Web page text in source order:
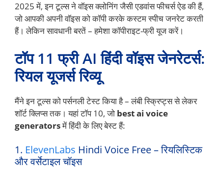
2025 में, इन टूल्स ने वॉइस क्लोनिंग जैसी एडवांस फीचर्स ऐड की हैं,
जो आपकी अपनी वॉइस को कॉपी करके कस्टम स्पीच जनरेट करती
हैं। लेकिन सावधानी बरतें – हमेशा कॉपीराइट-फ्री यूज करें।
टॉप 11 फ्री AI हिंदी वॉइस जेनरेटर्स:
रियल यूजर्स रिव्यू
मैंने इन टूल्स को पर्सनली टेस्ट किया है – लंबी स्क्रिप्ट्स से लेकर
शॉर्ट क्लिप्स तक। यहां टॉप 10, जो best ai voice
generatorsमें हिंदी के लिए बेस्ट हैं:
1. ElevenLabs Hindi Voice Free – रियलिस्टिक
और वर्सेटाइल चॉइस